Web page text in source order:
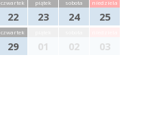
czwartek
22
piątek
23
sobota
24
niedziela
25
czwartek
29 01 02 03